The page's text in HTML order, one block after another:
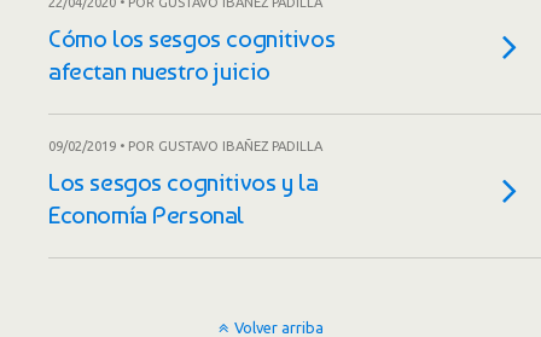
Cómo los sesgos cognitivos
afectan nuestro juicio
09/02/2019 • POR GUSTAVO IBAÑEZ PADILLA
Los sesgos cognitivos y la
Economía Personal
Volver arriba